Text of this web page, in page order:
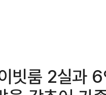
빗룸 2실과